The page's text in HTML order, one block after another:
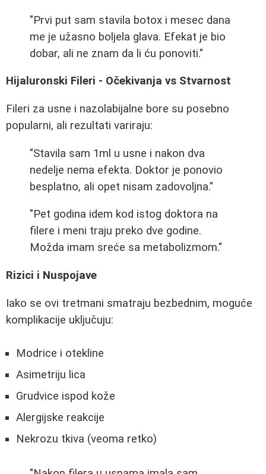
"Prvi put sam stavila botox i mesec dana
me je užasno boljela glava. Efekat je bio
dobar, ali ne znam da li ću ponoviti."
Hijaluronski Fileri - Očekivanja vs Stvarnost
Fileri za usne i nazolabijalne bore su posebno
popularni, ali rezultati variraju:
"Stavila sam 1ml u usne i nakon dva
nedelje nema efekta. Doktor je ponovio
besplatno, ali opet nisam zadovoljna."
"Pet godina idem kod istog doktora na
filere i meni traju preko dve godine.
Možda imam sreće sa metabolizmom."
Rizici i Nuspojave
Iako se ovi tretmani smatraju bezbednim, moguće
komplikacije uključuju:
Modrice i otekline
Asimetriju lica
Grudvice ispod kože
Alergijske reakcije
Nekrozu tkiva (veoma retko)